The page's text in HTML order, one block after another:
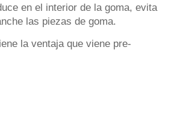
en el interior de la goma, evita
las piezas de goma.
la ventaja que viene pre-